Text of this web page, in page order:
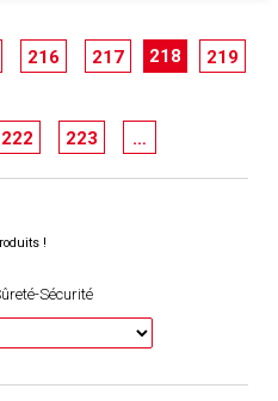
216 217 218 219
222 223 …
Sécurité